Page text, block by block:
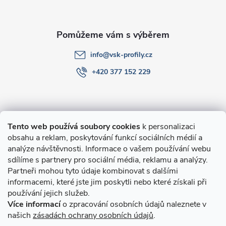
Tento web používá soubory cookies k personalizaci
obsahu a reklam, poskytování funkcí sociálních médií a
analýze návštěvnosti. Informace o vašem používání webu
sdílíme s partnery pro sociální média, reklamu a analýzy.
Partneři mohou tyto údaje kombinovat s dalšími
informacemi, které jste jim poskytli nebo které získali při
používání jejich služeb.
Více informacío zpracování osobních údajů naleznete v
našich zásadách ochrany osobních údajů.
O nákupu
Novinky v programu Alusic
Archiv
info@vsk-profily.cz
+420 377 152 229